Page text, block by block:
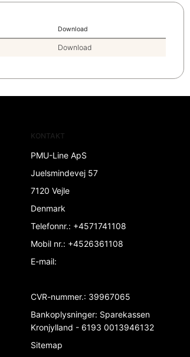
Download
Download
KONTAKT
PMU-Line ApS
Juelsmindevej 57
7120 Vejle
Denmark
Telefonnr.: +4571741108
Mobil nr.: +4526361108
E-mail:
CVR-nummer.: 39967065
Bankoplysninger: Sparekassen
Kronjylland - 6193 0013946132
Sitemap